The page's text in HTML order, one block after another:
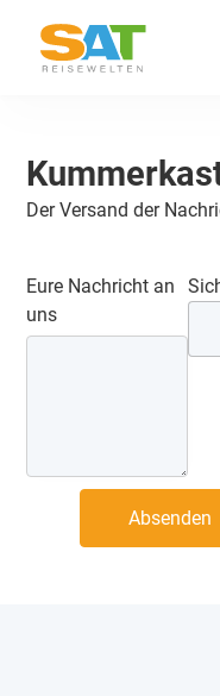
Der Versand der
Eure Nachricht an
uns
Absenden